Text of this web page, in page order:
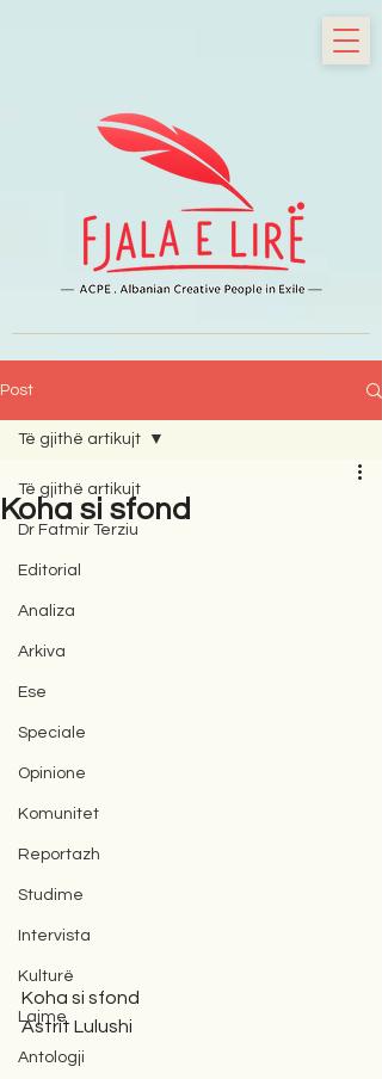
Post
Të gjithë artikujt
Dr Fatmir Terziu
Editorial
Analiza
Arkiva
Ese
Speciale
Opinione
Komunitet
Reportazh
Studime
Intervista
Kulturë
Lajme
Antologji
Të gjithë artikujt
Koha si sfond
Koha si sfond
Astrit Lulushi